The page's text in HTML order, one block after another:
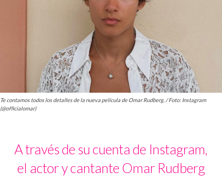
Te contamos todos los detalles de la nueva película de Omar Rudberg. / Foto: Instagram
(@officialomar)
A través de su cuenta de Instagram,
el actor y cantante Omar Rudberg